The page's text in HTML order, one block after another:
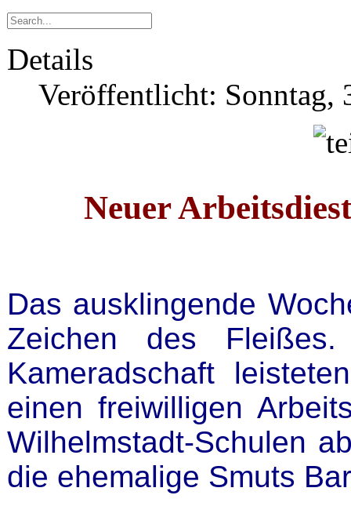
Details
Veröffentlicht: Sonntag,
Neuer
Das ausklingende
Zeichen des
Kameradschaft
einen freiwilligen
Wilhelmstadt-Schulen
die ehemalige Smuts